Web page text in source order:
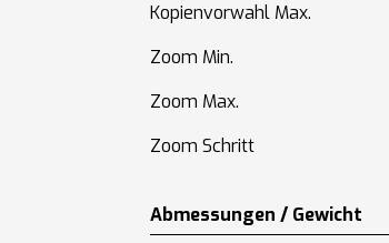
Kopienvorwahl Max.
Zoom Min.
Zoom Max.
Zoom Schritt
Abmessungen / Gewicht